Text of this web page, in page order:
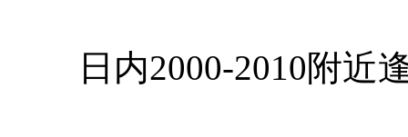
日内2000-2010附近